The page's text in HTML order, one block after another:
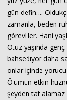
gün defin….
zamanla, beden
görevliler. Hani
Otuz yaşında
bahsediyor daha
onlar içinde yorucu
Ölümün etkin
şeyden tat alamaz